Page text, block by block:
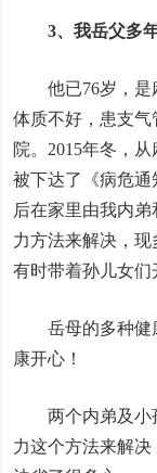
3、我岳父多
他已76岁，
体质不好，患支
院。2015年冬，
被下达了《病危
后在家里由我内
力方法来解决，现
有时带着孙儿女们
岳母的多种健
康开心！
两个内弟及小
力这个方法来解